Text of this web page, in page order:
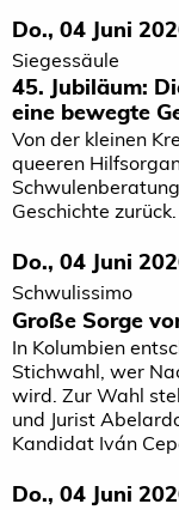
Do., 04 Juni
Siegessäule
45. Jubiläum:
eine bewegte
Von der kleinen
queeren
Geschichte zurück.
Do., 04 Juni
Schwulissimo
Große Sorge
In Kolumbien
Stichwahl, wer
wird. Zur Wahl
und Jurist
Kandidat Iván
Do., 04 Juni